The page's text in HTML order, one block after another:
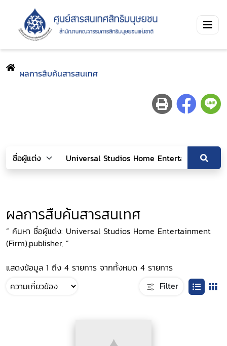
ผลการสืบค้นสารสนเทศ
ผลการสืบค้นสารสนเทศ
“ ค้นหา ชื่อผู้แต่ง: Universal Studios Home Entertainment
(Firm),publisher, ”
แสดงข้อมูล 1 ถึง 4 รายการ จากทั้งหมด 4 รายการ
Filter